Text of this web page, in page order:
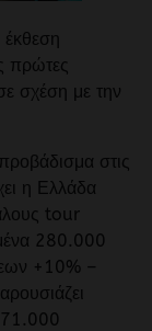
πρώτες
σχέση με την
στις
η Ελλάδα
tour
280.000
+10% –